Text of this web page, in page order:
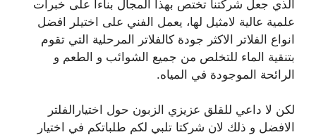
الذي جعل شركتنا تختص بهذا المجال بناءا على خبرات
علمية عالية لامثيل لها، يعمل الفني على اختيلر افضل
انواع الفلاتر الاكثر جودة كالفلاتر المرحلية التي تقوم
بتنقية الماء للتخلص من جميع الشوائب و الطعم و
الرائحة الموجودة في المياه.
لكن لا داعي للقلق عزيزي الزبون حول اختيارالفلتر
الافضل و ذلك لان شركتا تلبي لكم طلباتكم في اختيار